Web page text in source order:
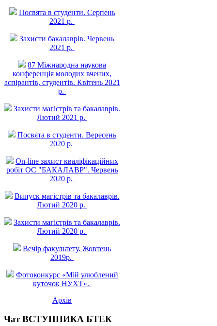
Посвята в студенти. Серпень
2021 р.
Захисти бакалаврів. Червень
2021 р.
87 Міжнародна наукова
конференція молодих вчених,
аспірантів, студентів. Квітень 2021
р.
Захисти магістрів та бакалаврів.
Лютий 2021 р.
Посвята в студенти. Вересень
2020 р.
On-line захист квалiфiкацiйних
робiт ОС "БАКАЛАВР". Червень
2020 р.
Випуск магістрів та бакалаврів.
Лютий 2020 р.
Захисти магістрів та бакалаврів.
Лютий 2020 р.
Вечір факультету. Жовтень
2019р.
Фотоконкурс «Мій улюблений
куточок НУХТ».
Архів
Чат ВСТУПНИКА БТЕК